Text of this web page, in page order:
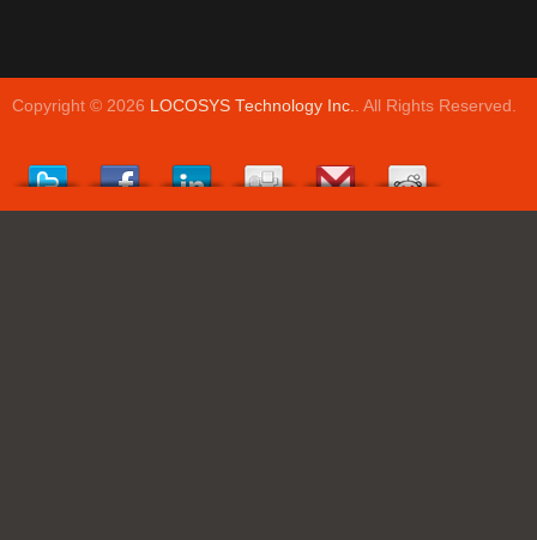
Copyright © 2026 LOCOSYS Technology Inc.. All Rights Reserved.